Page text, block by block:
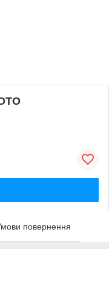
повернення